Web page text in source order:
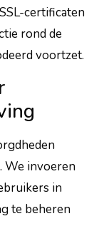
certificaten
rond de
voortzet.
We invoeren
in
te beheren